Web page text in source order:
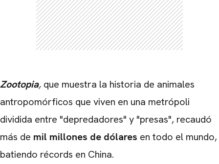
Zootopia, que muestra la historia de animales
antropomórficos que viven en una metrópoli
dividida entre "depredadores" y "presas", recaudó
más de mil millones de dólares en todo el mundo,
batiendo récords en China.